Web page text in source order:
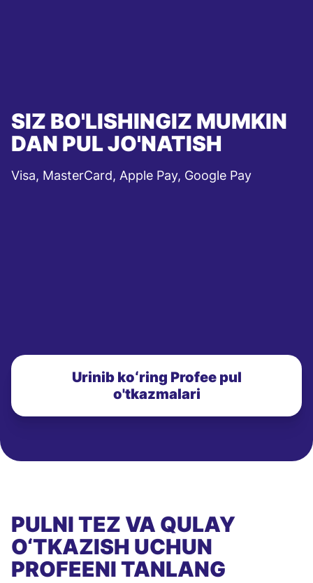
SIZ BO'LISHINGIZ MUMKIN
DAN PUL JO'NATISH
Visa, MasterCard, Apple Pay, Google Pay
Urinib koʻring Profee pul
o'tkazmalari
PULNI TEZ VA QULAY
O‘TKAZISH UCHUN
PROFEENI TANLANG